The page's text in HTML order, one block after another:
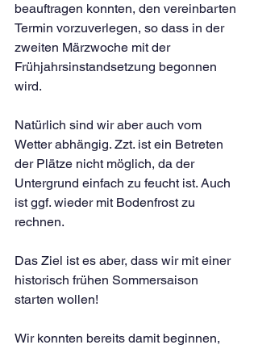
beauftragen konnten, den vereinbarten
Termin vorzuverlegen, so dass in der
zweiten Märzwoche mit der
Frühjahrsinstandsetzung begonnen
wird.
Natürlich sind wir aber auch vom
Wetter abhängig. Zzt. ist ein Betreten
der Plätze nicht möglich, da der
Untergrund einfach zu feucht ist. Auch
ist ggf. wieder mit Bodenfrost zu
rechnen.
Das Ziel ist es aber, dass wir mit einer
historisch frühen Sommersaison
starten wollen!
Wir konnten bereits damit beginnen,